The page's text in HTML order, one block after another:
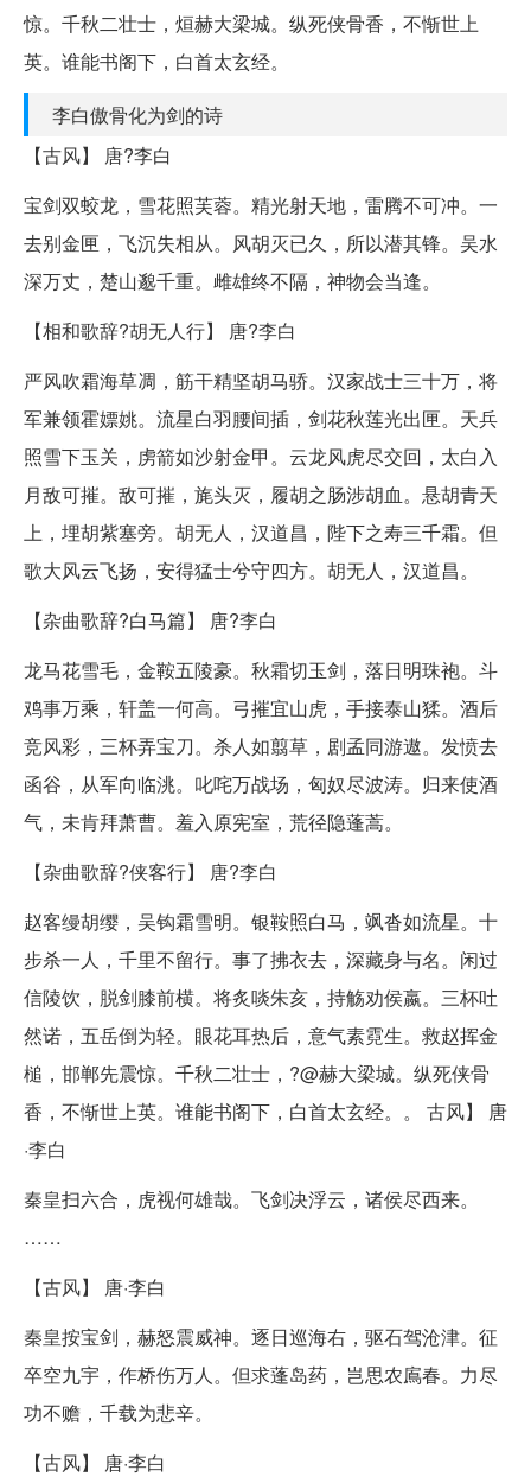
惊。千秋二壮士，烜赫大梁城。纵死侠骨香，不惭世上
英。谁能书阁下，白首太玄经。
李白傲骨化为剑的诗
【古风】 唐?李白
宝剑双蛟龙，雪花照芙蓉。精光射天地，雷腾不可冲。一
去别金匣，飞沉失相从。风胡灭已久，所以潜其锋。吴水
深万丈，楚山邈千重。雌雄终不隔，神物会当逢。
【相和歌辞?胡无人行】 唐?李白
严风吹霜海草凋，筋干精坚胡马骄。汉家战士三十万，将
军兼领霍嫖姚。流星白羽腰间插，剑花秋莲光出匣。天兵
照雪下玉关，虏箭如沙射金甲。云龙风虎尽交回，太白入
月敌可摧。敌可摧，旄头灭，履胡之肠涉胡血。悬胡青天
上，埋胡紫塞旁。胡无人，汉道昌，陛下之寿三千霜。但
歌大风云飞扬，安得猛士兮守四方。胡无人，汉道昌。
【杂曲歌辞?白马篇】 唐?李白
龙马花雪毛，金鞍五陵豪。秋霜切玉剑，落日明珠袍。斗
鸡事万乘，轩盖一何高。弓摧宜山虎，手接泰山猱。酒后
竞风彩，三杯弄宝刀。杀人如翦草，剧孟同游遨。发愤去
函谷，从军向临洮。叱咤万战场，匈奴尽波涛。归来使酒
气，未肯拜萧曹。羞入原宪室，荒径隐蓬蒿。
【杂曲歌辞?侠客行】 唐?李白
赵客缦胡缨，吴钩霜雪明。银鞍照白马，飒沓如流星。十
步杀一人，千里不留行。事了拂衣去，深藏身与名。闲过
信陵饮，脱剑膝前横。将炙啖朱亥，持觞劝侯嬴。三杯吐
然诺，五岳倒为轻。眼花耳热后，意气素霓生。救赵挥金
槌，邯郸先震惊。千秋二壮士，?@赫大梁城。纵死侠骨
香，不惭世上英。谁能书阁下，白首太玄经。。 古风】 唐
·李白
秦皇扫六合，虎视何雄哉。飞剑决浮云，诸侯尽西来。
……
【古风】 唐·李白
秦皇按宝剑，赫怒震威神。逐日巡海右，驱石驾沧津。征
卒空九宇，作桥伤万人。但求蓬岛药，岂思农鳸春。力尽
功不赡，千载为悲辛。
【古风】 唐·李白